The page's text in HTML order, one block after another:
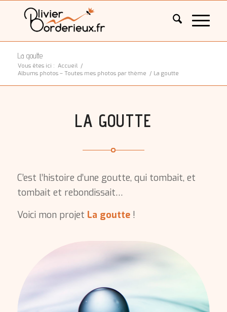
La goutte
Vous êtes ici : Accueil /
Albums photos – Toutes mes photos par thème / La goutte
LA GOUTTE
C’est l’histoire d’une goutte, qui tombait, et
tombait et rebondissait…
Voici mon projet La goutte!